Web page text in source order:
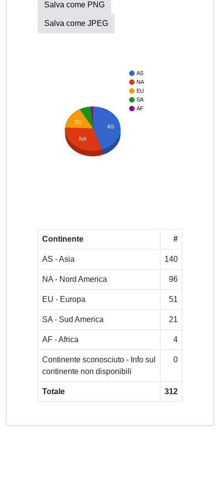
Salva come PNG
Salva come JPEG
AS
NA
EU
SA
AF
AS
EU
NA
Continente #
AS - Asia 140
NA - Nord America 96
EU - Europa 51
SA - Sud America 21
AF - Africa 4
Continente sconosciuto - Info sul
continente non disponibili
0
Totale 312